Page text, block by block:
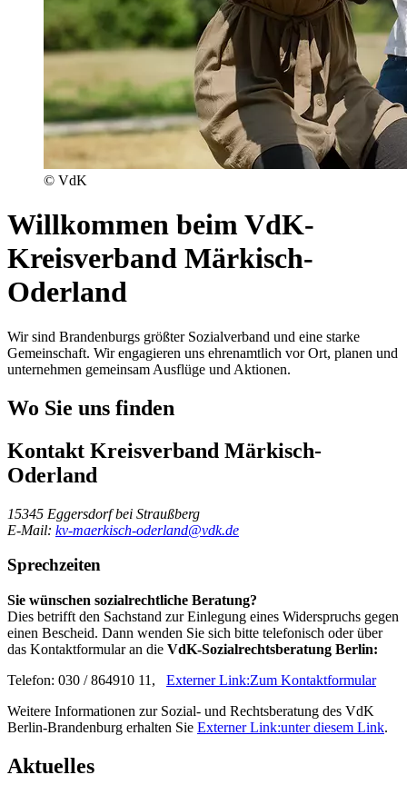
© VdK
Willkommen beim VdK-
Kreisverband Märkisch-
Oderland
Wir sind Brandenburgs größter Sozialverband und eine starke
Gemeinschaft. Wir engagieren uns ehrenamtlich vor Ort, planen und
unternehmen gemeinsam Ausflüge und Aktionen.
Wo Sie uns finden
Kontakt Kreisverband Märkisch-
Oderland
15345 Eggersdorf bei Straußberg
E-Mail: kv-maerkisch-oderland@vdk.de
Sprechzeiten
Sie wünschen sozialrechtliche Beratung?
Dies betrifft den Sachstand zur Einlegung eines Widerspruchs gegen
einen Bescheid. Dann wenden Sie sich bitte telefonisch oder über
das Kontaktformular an die VdK-Sozialrechtsberatung Berlin:
Telefon: 030 / 864910 11, Externer Link:Zum Kontaktformular
Weitere Informationen zur Sozial- und Rechtsberatung des VdK
Berlin-Brandenburg erhalten Sie Externer Link:unter diesem Link.
Aktuelles